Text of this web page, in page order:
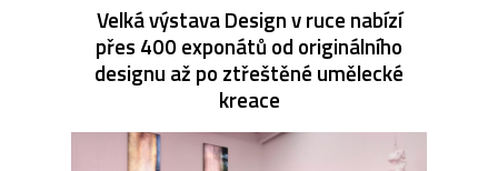
Velká výstava Design v ruce nabízí
přes 400 exponátů od originálního
designu až po ztřeštěné umělecké
kreace